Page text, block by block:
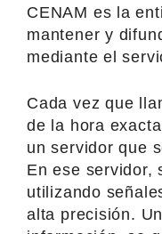
CENAM es la
mantener y
mediante el
Cada vez que
de la hora
un servidor que
En ese servidor,
utilizando
alta precisión.